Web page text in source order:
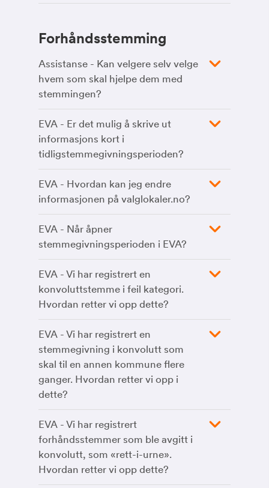
Forhåndsstemming
Assistanse - Kan velgere selv velge
hvem som skal hjelpe dem med
stemmingen?
EVA - Er det mulig å skrive ut
informasjons kort i
tidligstemmegivningsperioden?
EVA - Hvordan kan jeg endre
informasjonen på valglokaler.no?
EVA - Når åpner
stemmegivningsperioden i EVA?
EVA - Vi har registrert en
konvoluttstemme i feil kategori.
Hvordan retter vi opp dette?
EVA - Vi har registrert en
stemmegivning i konvolutt som
skal til en annen kommune flere
ganger. Hvordan retter vi opp i
dette?
EVA - Vi har registrert
forhåndsstemmer som ble avgitt i
konvolutt, som «rett-i-urne».
Hvordan retter vi opp dette?